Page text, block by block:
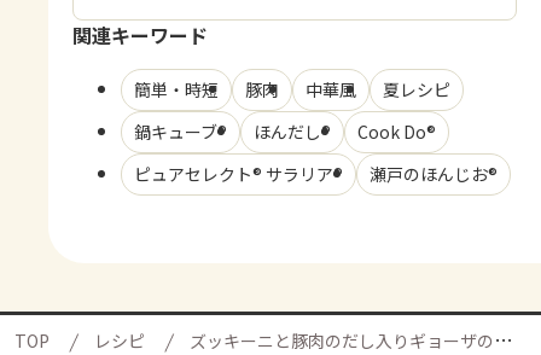
関連キーワード
簡単・時短 豚肉 中華風
夏レシピ
鍋キューブ®
ほんだし®
Cook Do®
ピュアセレクト® サラリア®
瀬戸のほんじお®
TOP レシピ ズッキーニと豚肉のだし入りギョーザの献立